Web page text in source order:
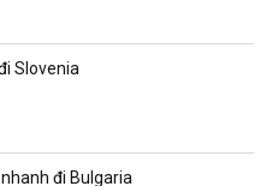
Slovenia
đi Bulgaria